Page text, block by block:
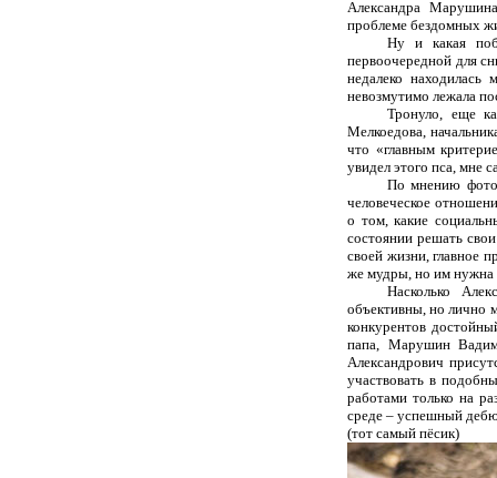
Александра
проблеме бездомных
Ну и какая
первоочередной для
недалеко
невозмутимо лежала
Тронуло, еще
Мелкоедова,
что «главным
увидел этого пса, мне
По мнению
человеческое
о том, какие
состоянии решать
своей жизни, главное
же мудры, но им нужна
Насколько
объективны, но лично
конкурентов
папа, Марушин Вадим
Александрович
участвовать в
работами только на
среде – успешный
(тот самый пёсик)